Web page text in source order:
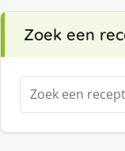
Zoek een
Zoeken
naar: